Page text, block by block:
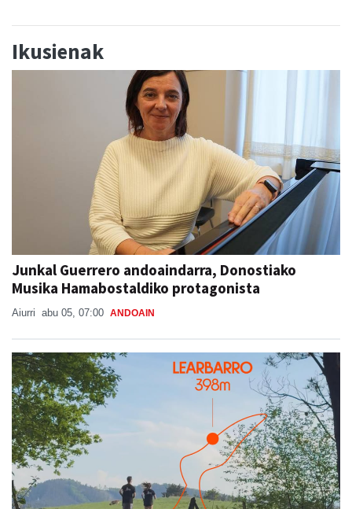
Ikusienak
Junkal Guerrero andoaindarra, Donostiako
Musika Hamabostaldiko protagonista
Aiurri abu 05, 07:00 ANDOAIN